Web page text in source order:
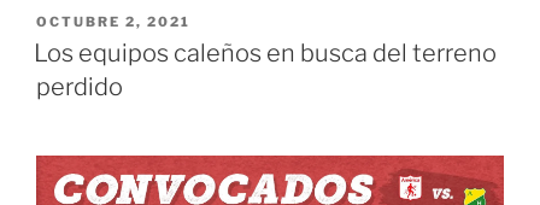
su
Conmebol
PUBLICADO
EL
OCTUBRE 2, 2021
Los equipos caleños en busca del terreno
perdido